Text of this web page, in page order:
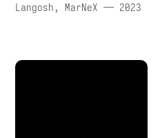
Langosh, MarNeX — 2023